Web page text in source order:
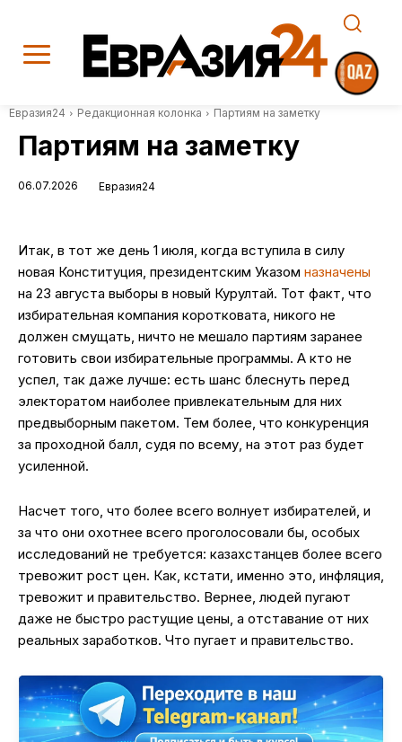
Евразия24 Редакционная колонка Партиям на заметку
Партиям на заметку
06.07.2026 Евразия24
Итак, в тот же день 1 июля, когда вступила в силу
новая Конституция, президентским Указом назначены
на 23 августа выборы в новый Курултай. Тот факт, что
избирательная компания коротковата, никого не
должен смущать, ничто не мешало партиям заранее
готовить свои избирательные программы. А кто не
успел, так даже лучше: есть шанс блеснуть перед
электоратом наиболее привлекательным для них
предвыборным пакетом. Тем более, что конкуренция
за проходной балл, судя по всему, на этот раз будет
усиленной.
Насчет того, что более всего волнует избирателей, и
за что они охотнее всего проголосовали бы, особых
исследований не требуется: казахстанцев более всего
тревожит рост цен. Как, кстати, именно это, инфляция,
тревожит и правительство. Вернее, людей пугают
даже не быстро растущие цены, а отставание от них
реальных заработков. Что пугает и правительство.